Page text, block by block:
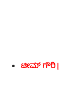
ಟೀಮ್ ಗೌರಿ |